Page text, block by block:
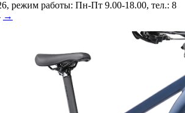
режим работы: Пн-Пт 9.00-18.00, тел.: 8
→